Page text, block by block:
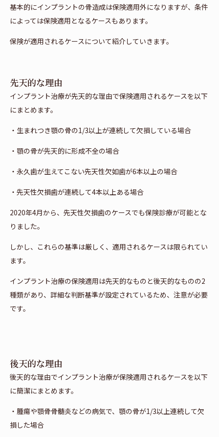
基本的にインプラントの骨造成は保険適用外になりますが、条件
によっては保険適用となるケースもあります。
保険が適用されるケースについて紹介していきます。
先天的な理由
インプラント治療が先天的な理由で保険適用されるケースを以下
にまとめます。
・生まれつき顎の骨の1/3以上が連続して欠損している場合
・顎の骨が先天的に形成不全の場合
・永久歯が生えてこない先天性欠如歯が6本以上の場合
・先天性欠損歯が連続して4本以上ある場合
2020年4月から、先天性欠損歯のケースでも保険診療が可能とな
りました。
しかし、これらの基準は厳しく、適用されるケースは限られてい
ます。
インプラント治療の保険適用は先天的なものと後天的なものの2
種類があり、詳細な判断基準が設定されているため、注意が必要
です。
後天的な理由
後天的な理由でインプラント治療が保険適用されるケースを以下
に簡潔にまとめます。
・腫瘍や顎骨骨髄炎などの病気で、顎の骨が1/3以上連続して欠
損した場合